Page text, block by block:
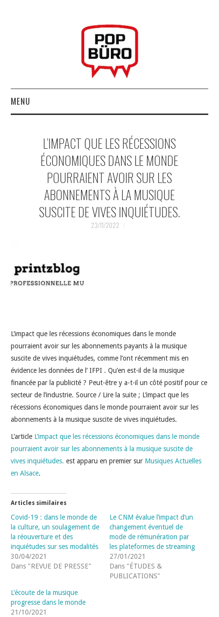
MENU
MUSIQUESACTUELLES.NET
GABBA GABBA HEY !
LES LABELS
L’IMPACT QUE LES RÉCESSIONS
ÉCONOMIQUES DANS LE MONDE
POURRAIENT AVOIR SUR LES
ABONNEMENTS À LA MUSIQUE
SUSCITE DE VIVES INQUIÉTUDES.
23/11/2022
L’impact que les récessions économiques dans le monde
pourraient avoir sur les abonnements payants à la musique
suscite de vives inquiétudes, comme l’ont récemment mis en
évidence les données de l’ IFPI . Qu’en est-il de la musique
financée par la publicité ? Peut-être y a-t-il un côté positif pour ce
secteur de l’industrie. Source / Lire la suite ; L’impact que les
récessions économiques dans le monde pourraient avoir sur les
abonnements à la musique suscite de vives inquiétudes.
L’article L’impact que les récessions économiques dans le monde
pourraient avoir sur les abonnements à la musique suscite de
vives inquiétudes. est apparu en premier sur Musiques Actuelles
en Alsace.
Articles similaires
Covid-19 : dans le monde de
la culture, un soulagement de
la réouverture et des
inquiétudes sur ses modalités
30/04/2021
Dans "REVUE DE PRESSE"
Le CNM évalue l’impact d’un
changement éventuel de
mode de rémunération par
les plateformes de streaming
27/01/2021
Dans "ÉTUDES &
PUBLICATIONS"
L’écoute de la musique
progresse dans le monde
21/10/2021